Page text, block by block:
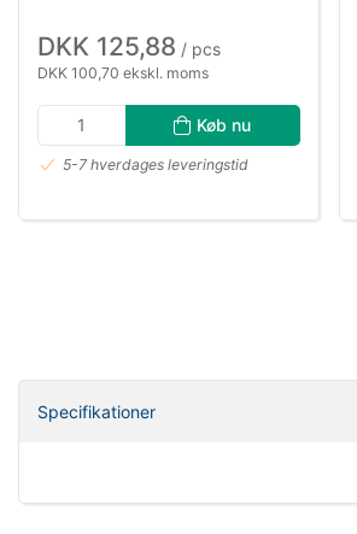
DKK 125,88 / pcs
DKK 100,70 ekskl. moms
Køb nu
5-7 hverdages leveringstid
Specifikationer